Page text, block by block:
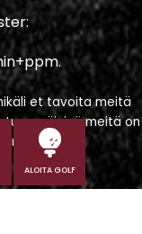
ALOITA GOLF
et tavoita meitä
meitä on